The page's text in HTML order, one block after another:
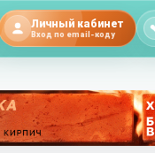
Личный кабинет
Вход по email-коду